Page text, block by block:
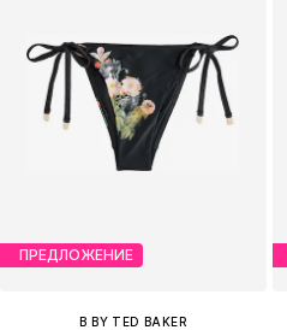
ПРЕДЛОЖЕНИЕ
B BY TED BAKER